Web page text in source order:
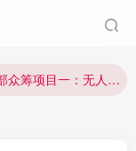
臭虾米项目新增内部众筹资源，2024内部众筹项目一：无人直播，价值1980元
臭虾米项目新增内部众筹资源，2024内部众筹项目一：无人直播，价值1980元